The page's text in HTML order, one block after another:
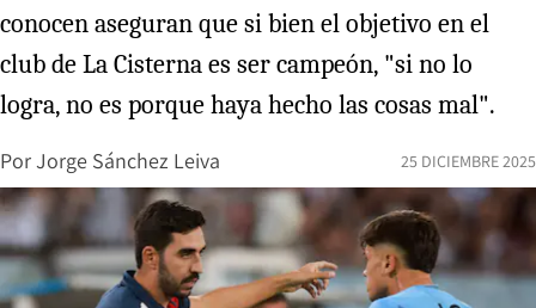
conocen aseguran que si bien el objetivo en el
club de La Cisterna es ser campeón, "si no lo
logra, no es porque haya hecho las cosas mal".
PorJorge Sánchez Leiva 25 DICIEMBRE 2025